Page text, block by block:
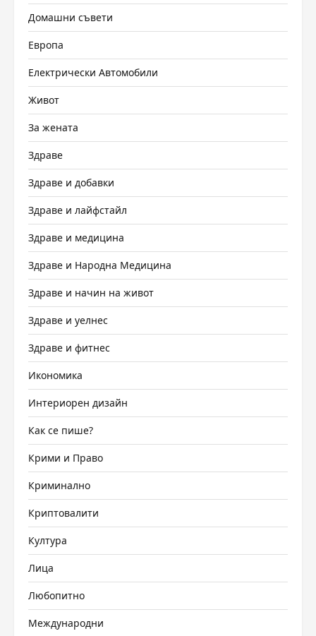
Домашни съвети
Европа
Електрически Автомобили
Живот
За жената
Здраве
Здраве и добавки
Здраве и лайфстайл
Здраве и медицина
Здраве и Народна Медицина
Здраве и начин на живот
Здраве и уелнес
Здраве и фитнес
Икономика
Интериорен дизайн
Как се пише?
Крими и Право
Криминално
Криптовалити
Култура
Лица
Любопитно
Международни